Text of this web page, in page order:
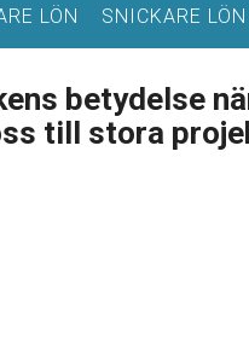
LÖN SNICKARE LÖN
betydelse
till stora